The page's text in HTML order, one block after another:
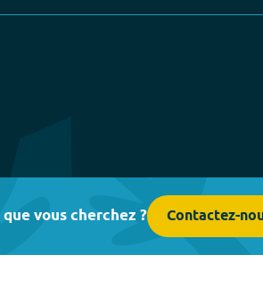
vous cherchez ? Contactez-